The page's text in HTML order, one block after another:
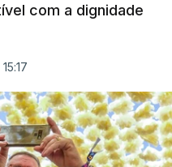
com a dignidade